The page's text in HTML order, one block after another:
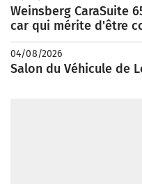
Weinsberg CaraSuite
car qui mérite d'être
04/08/2026
Salon du Véhicule de